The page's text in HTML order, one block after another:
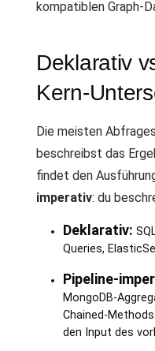
kompatiblen Graph-
Deklarativ
Kern-
Die meisten
beschreibst das
findet den
imperativ: du
Deklarativ:
Queries,
Pipeline-
MongoDB-
Chained-
den Input des